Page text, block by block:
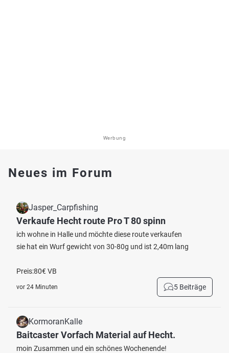
Werbung
Neues im Forum
Jasper_Carpfishing
Verkaufe Hecht route Pro T 80 spinn
ich wohne in Halle und möchte diese route verkaufen
sie hat ein Wurf gewicht von 30-80g und ist 2,40m lang
Preis:80€ VB
vor 24 Minuten 5 Beiträge
KormoranKalle
Baitcaster Vorfach Material auf Hecht.
moin Zusammen und ein schönes Wochenende!